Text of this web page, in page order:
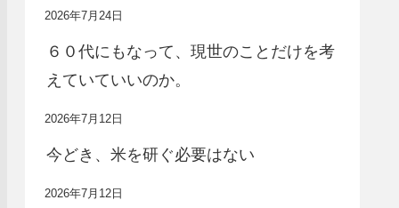
2026年7月24日
６０代にもなって、現世のことだけを考
えていていいのか。
2026年7月12日
今どき、米を研ぐ必要はない
2026年7月12日